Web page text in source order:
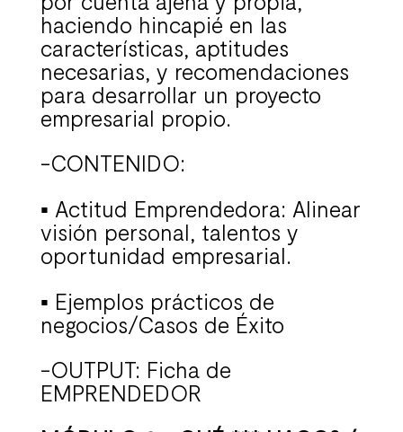
haciendo hincapié en las
características, aptitudes
necesarias, y recomendaciones
para desarrollar un proyecto
empresarial propio.
-CONTENIDO:
▪ Actitud Emprendedora: Alinear
visión personal, talentos y
oportunidad empresarial.
▪ Ejemplos prácticos de
negocios/Casos de Éxito
-OUTPUT: Ficha de
EMPRENDEDOR